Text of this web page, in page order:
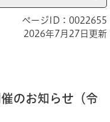
ページID：0022655
2026年7月27日更新
のお知らせ（令